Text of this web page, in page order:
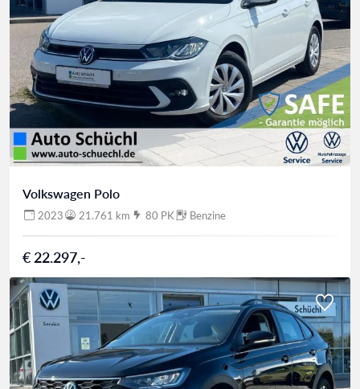
Volkswagen Polo
2023 21.761 km 80 PK Benzine
€ 22.297,-